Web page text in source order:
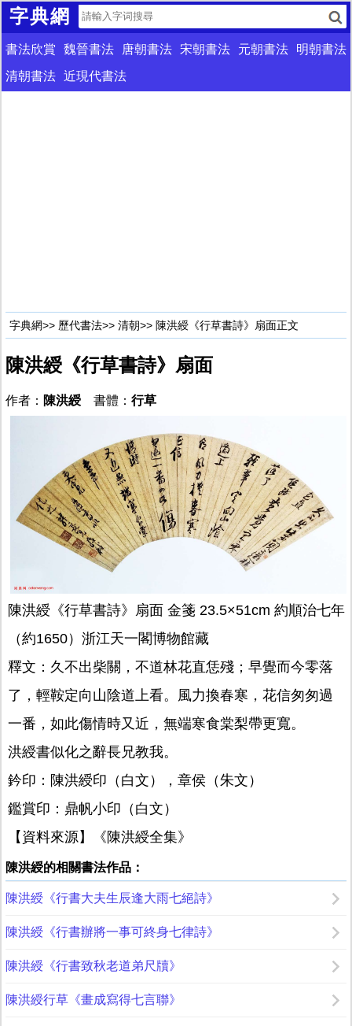
字典網
書法欣賞 魏晉書法 唐朝書法 宋朝書法 元朝書法
明朝書法
清朝書法 近現代書法
字典網>> 歷代書法>> 清朝>> 陳洪綬《行草書詩》扇面正文
陳洪綬《行草書詩》扇面
作者： 陳洪綬 書體： 行草
陳洪綬《行草書詩》扇面 金箋 23.5×51cm 約順治七年
（約1650）浙江天一閣博物館藏
釋文：久不出柴關，不道林花直恁殘；早覺而今零落
了，輕鞍定向山陰道上看。風力換春寒，花信匆匆過
一番，如此傷情時又近，無端寒食棠梨帶更寬。
洪綬書似化之辭長兄教我。
鈐印：陳洪綬印（白文），章侯（朱文）
鑑賞印：鼎帆小印（白文）
【資料來源】《陳洪綬全集》
陳洪綬的相關書法作品：
陳洪綬《行書大夫生辰逢大雨七絕詩》
陳洪綬《行書辦將一事可終身七律詩》
陳洪綬《行書致秋老道弟尺牘》
陳洪綬行草《畫成寫得七言聯》